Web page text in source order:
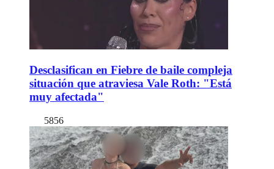
Desclasifican en Fiebre de baile compleja
situación que atraviesa Vale Roth: "Está
muy afectada"
5856